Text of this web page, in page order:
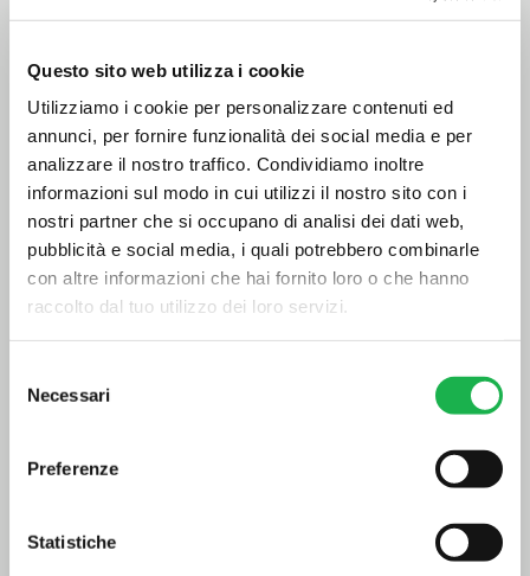
Questo sito web utilizza i cookie
Utilizziamo i cookie per personalizzare contenuti ed
annunci, per fornire funzionalità dei social media e per
analizzare il nostro traffico. Condividiamo inoltre
informazioni sul modo in cui utilizzi il nostro sito con i
nostri partner che si occupano di analisi dei dati web,
pubblicità e social media, i quali potrebbero combinarle
con altre informazioni che hai fornito loro o che hanno
raccolto dal tuo utilizzo dei loro servizi.
delNecessari
Preferenze
Statistiche
località avviene tramite un servizio API CUSTOM
ottenere l’andamento temporale di diverse
variabili meteorologiche data una specifica
località geografica, un set di variabili, la tipologia
di dato meteo (es.near real-time, previsionale
ecc.) e una finestra temporale d’interesse.
L’output può essere in formato JSON per
l’integrazioneon-the-flydei dati in applicazioni,
oppure in CSV.
Esempio di chiamata webservice per la richiesta di dati